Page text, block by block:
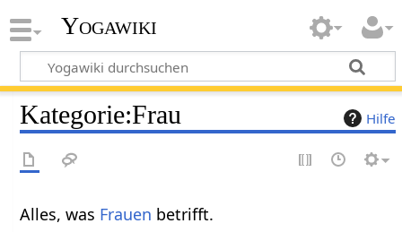
Yogawiki
Hilfe
Kategorie:Frau
Alles, was Frauen betrifft.